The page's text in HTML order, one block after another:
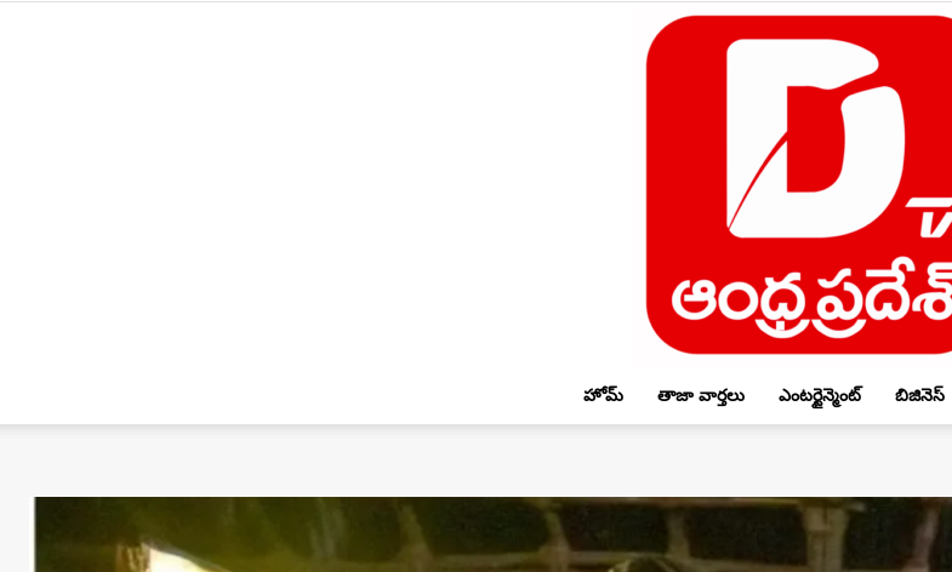
హోమ్ తాజా వార్తలు ఎంటర్టైన్మెంట్ బిజినెస్